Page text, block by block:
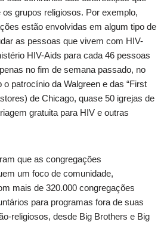
grupos religiosos. Por exemplo,
estão envolvidas em algum tipo de
as pessoas que vivem com HIV-
HIV-Aids para cada 46 pessoas
no fim de semana passado, no
patrocínio da Walgreen e das “First
de Chicago, quase 50 igrejas de
gratuita para HIV e outras
que as congregações
um foco de comunidade,
mais de 320.000 congregações
para programas fora de suas
religiosos, desde Big Brothers e Big